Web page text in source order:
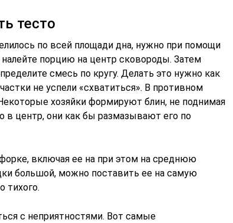
тесто
по всей площади дна, нужно при помощи
порцию на центр сковороды. Затем
смесь по кругу. Делать это нужно как
не успели «схватиться». В противном
хозяйки формируют блин, не поднимая
в центр, они как бы размазывают его по
включая ее на при этом на среднюю
большой, можно поставить ее на самую
тихого.
с неприятностями. Вот самые